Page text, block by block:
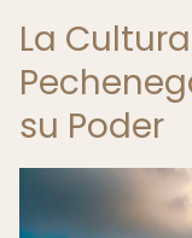
La
su Poder